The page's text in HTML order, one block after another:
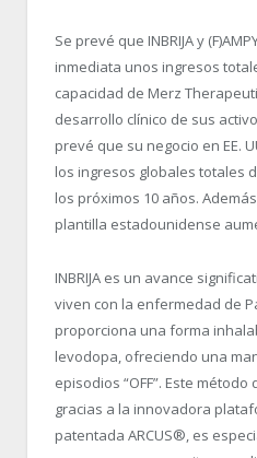
Se prevé que INBRIJA y
inmediata unos ingresos
capacidad de Merz
desarrollo clínico de sus
prevé que su negocio en EE.
los ingresos globales totales de
los próximos 10 años.
plantilla estadounidense
INBRIJA es un avance
viven con la enfermedad de
proporciona una forma
levodopa, ofreciendo una
episodios “OFF”. Este
gracias a la innovadora
patentada ARCUS® , es